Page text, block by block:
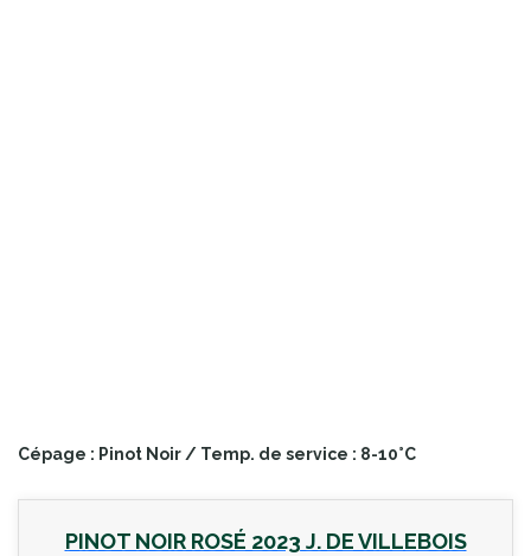
Cépage : Pinot Noir / Temp. de service : 8-10°C
PINOT NOIR ROSÉ 2023 J. DE VILLEBOIS